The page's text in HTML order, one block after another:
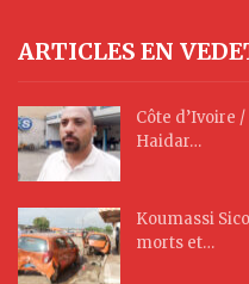
ARTICLES EN
Côte d’Ivoire
Haidar…
Koumassi
morts et…